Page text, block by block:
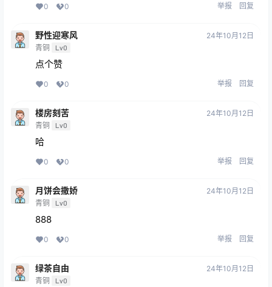
0 0 举报 回复
野性迎寒风
青铜 Lv0
24年10月12日
点个赞
0 0 举报 回复
楼房刻苦
青铜 Lv0
24年10月12日
哈
0 0 举报 回复
月饼会撒娇
青铜 Lv0
24年10月12日
888
0 0 举报 回复
绿茶自由
青铜 Lv0
24年10月12日